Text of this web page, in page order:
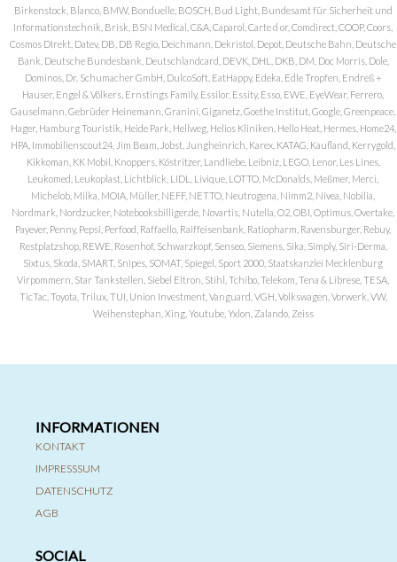
Birkenstock, Blanco, BMW, Bonduelle, BOSCH, Bud Light, Bundesamt für Sicherheit und
Informationstechnik, Brisk, BSN Medical, C&A, Caparol, Carte d or, Comdirect, COOP, Coors,
Cosmos DIrekt, Datev, DB, DB Regio, Deichmann, Dekristol, Depot, Deutsche Bahn, Deutsche
Bank, Deutsche Bundesbank, Deutschlandcard, DEVK, DHL, DKB, DM, Doc Morris, Dole,
Dominos, Dr. Schumacher GmbH, DulcoSoft, EatHappy, Edeka, Edle Tropfen, Endreß +
Hauser, Engel & Völkers, Ernstings Family, Essilor, Essity, Esso, EWE, EyeWear, Ferrero,
Gauselmann, Gebrüder Heinemann, Granini, Giganetz, Goethe Institut, Google, Greenpeace,
Hager, Hamburg Touristik, Heide Park, Hellweg, Helios Kliniken, Hello Heat, Hermes, Home24,
HPA, Immobilienscout24, Jim Beam, Jobst, Jungheinrich, Karex, KATAG, Kaufland, Kerrygold,
Kikkoman, KK Mobil, Knoppers, Köstritzer, Landliebe, Leibniz, LEGO, Lenor, Les Lines,
Leukomed, Leukoplast, Lichtblick, LIDL, Livique, LOTTO, McDonalds, Meßmer, Merci,
Michelob, Milka, MOIA, Müller, NEFF, NETTO, Neutrogena, Nimm2, Nivea, Nobilia,
Nordmark, Nordzucker, Notebooksbilliger.de, Novartis, Nutella, O2, OBI, Optimus, Overtake,
Payever, Penny, Pepsi, Perfood, Raffaello, Raiffeisenbank, Ratiopharm, Ravensburger, Rebuy,
Restplatzshop, REWE, Rosenhof, Schwarzkopf, Senseo, Siemens, Sika, Simply, Siri-Derma,
Sixtus, Skoda, SMART, Snipes, SOMAT, Spiegel, Sport 2000, Staatskanzlei Mecklenburg
Virpommern, Star Tankstellen, Siebel Eltron, Stihl, Tchibo, Telekom, Tena & Librese, TESA,
TicTac, Toyota, Trilux, TUI, Union Investment, Vanguard, VGH, Volkswagen, Vorwerk, VW,
Weihenstephan, Xing, Youtube, Yxlon, Zalando, Zeiss
INFORMATIONEN
KONTAKT
IMPRESSSUM
DATENSCHUTZ
AGB
SOCIAL